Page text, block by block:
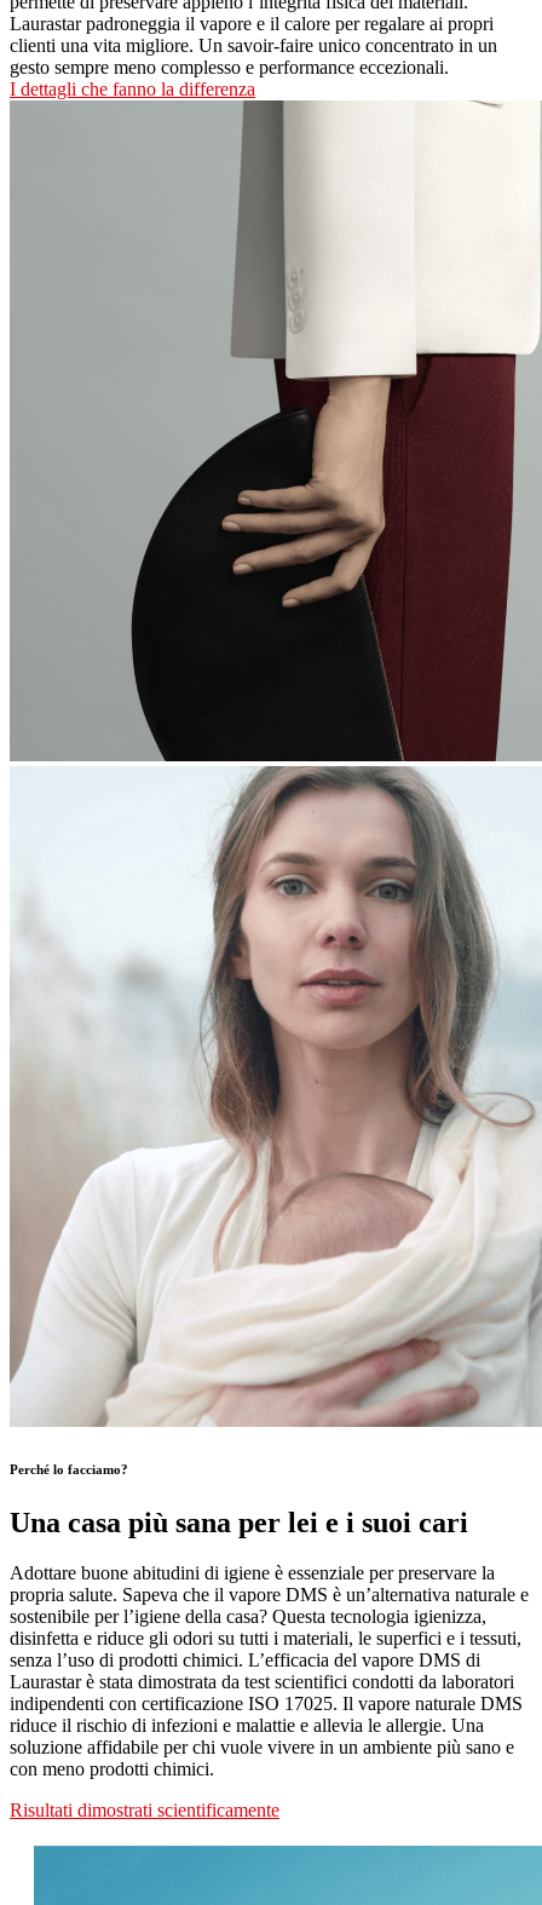
Laurastar padroneggia il vapore e il calore per regalare ai propri
clienti una vita migliore. Un savoir-faire unico concentrato in un
gesto sempre meno complesso e performance eccezionali.
I dettagli che fanno la differenza
Perché lo facciamo?
Una casa più sana per lei e i suoi cari
Adottare buone abitudini di igiene è essenziale per preservare la
propria salute. Sapeva che il vapore DMS è un’alternativa naturale e
sostenibile per l’igiene della casa? Questa tecnologia igienizza,
disinfetta e riduce gli odori su tutti i materiali, le superfici e i tessuti,
senza l’uso di prodotti chimici. L’efficacia del vapore DMS di
Laurastar è stata dimostrata da test scientifici condotti da laboratori
indipendenti con certificazione ISO 17025. Il vapore naturale DMS
riduce il rischio di infezioni e malattie e allevia le allergie. Una
soluzione affidabile per chi vuole vivere in un ambiente più sano e
con meno prodotti chimici.
Risultati dimostrati scientificamente